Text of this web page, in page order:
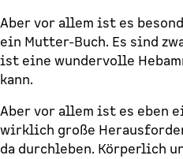
Aber vor allem ist es
ein Mutter-Buch. Es sind
ist eine wundervolle
kann.
Aber vor allem ist es eben
wirklich große
da durchleben. Körperlich